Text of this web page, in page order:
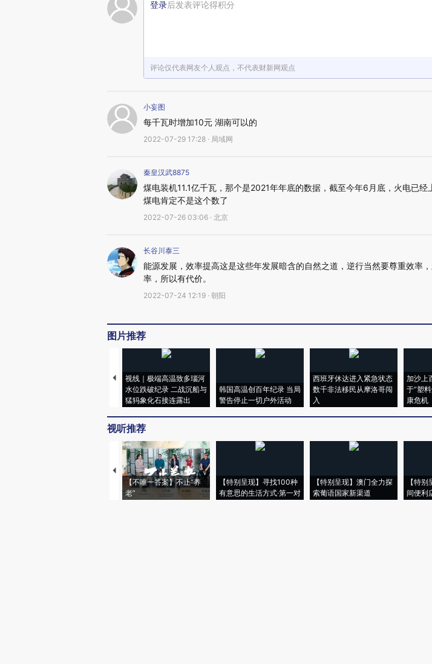
登录后发表评论得积分
评论仅代表网友个人观点，不代表财新网观点
小妄图
每千瓦时增加10元 湖南可以的
2022-07-29 17:28 · 局域网
秦皇汉武8875
煤电装机11.1亿千瓦，那个是2021年年底的数据，截至今年6月底，火电已经
煤电肯定不是这个数了
2022-07-26 03:06 · 北京
长谷川泰三
能源发展，效率提高这是这些年发展暗含的自然之道，逆行当然要尊重效率
率，所以有代价。
2022-07-24 12:19 · 朝阳
图片推荐
视线｜极端高温致多瑙河
水位跌破纪录 二战沉船与
猛犸象化石接连露出
韩国高温创百年纪录 当局
警告停止一切户外活动
西班牙休达进入紧急状态
数千非法移民从摩洛哥闯
入
加沙上
于“塑
康危机
视听推荐
【不唯一答案】不止“养
老”
【特别呈现】寻找100种
有意思的生活方式·第一对
【特别呈现】澳门全力探
索葡语国家新渠道
【特
间便利